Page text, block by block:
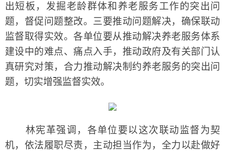
出短板，发掘老龄群体和养老服务工作的突出问
题，督促问题整改。三要推动问题解决，确保联动
监督取得实效。各单位要从推动解决养老服务体系
建设中的难点、痛点入手，推动政府及有关部门认
真研究对策，合力推动解决制约养老服务的突出问
题，切实增强监督实效。
林宪革强调，各单位要以这次联动监督为契
机，依法履职尽责，主动担当作为，全力以赴做好